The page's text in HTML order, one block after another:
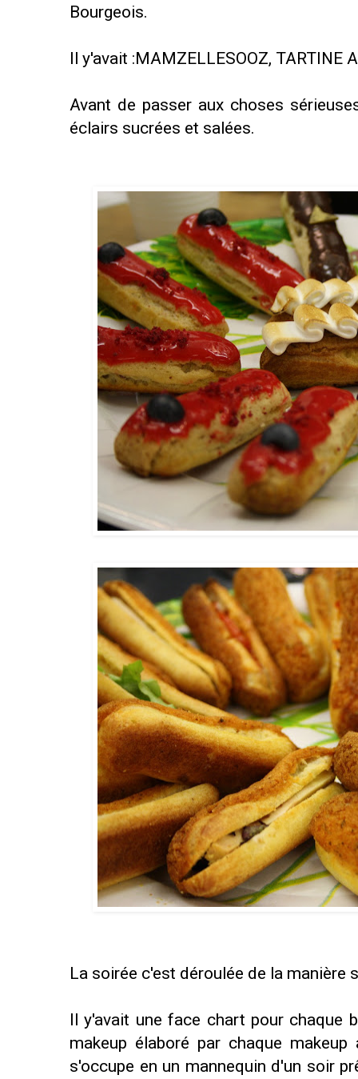
Bourgeois.
Il y'avait :MAMZELLESOOZ, TARTINE
Avant de passer aux choses
éclairs sucrées et salées.
La soirée c'est déroulée de la manière
Il y'avait une face chart pour chaque
makeup élaboré par chaque
s'occupe en un mannequin d'un soir